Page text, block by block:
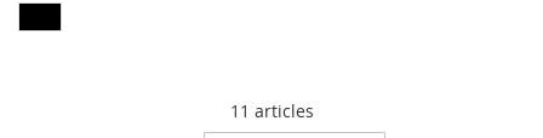
11 articles